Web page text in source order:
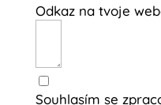
Odkaz na tvoje
Souhlasím se